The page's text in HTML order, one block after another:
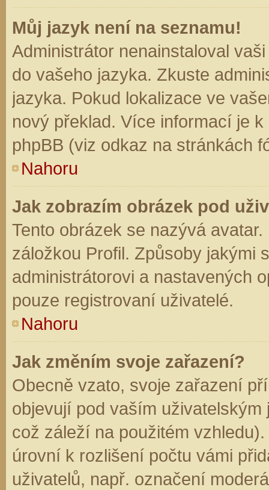
Můj jazyk není na seznamu!
Administrátor nenainstaloval
do vašeho jazyka. Zkuste
jazyka. Pokud lokalizace ve
nový překlad. Více informací je
phpBB (viz odkaz na stránkách
Nahoru
Jak zobrazím obrázek pod
Tento obrázek se nazývá
záložkou Profil. Způsoby jakými
administrátorovi a nastavených
pouze registrovaní uživatelé.
Nahoru
Jak změním svoje zařazení?
Obecně vzato, svoje zařazení
objevují pod vaším
což záleží na použitém
úrovní k rozlišení počtu vámi
uživatelů, např. označení